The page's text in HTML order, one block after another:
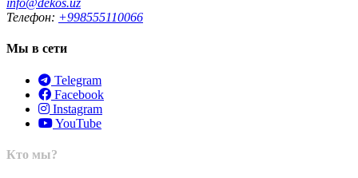
info@dekos.uz
Телефон: +998555110066
Мы в сети
Telegram
Facebook
Instagram
YouTube
Кто мы?